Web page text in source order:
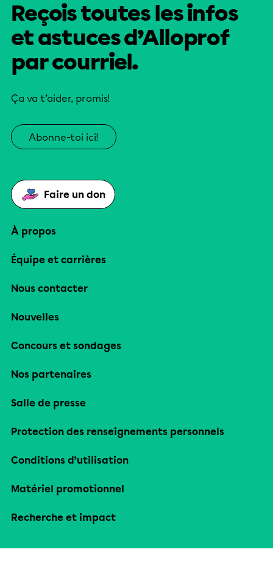
Reçois toutes les infos
et astuces d’Alloprof
par courriel.
Ça va t’aider, promis!
Abonne-toi ici!
Faire un don
À propos
Équipe et carrières
Nous contacter
Nouvelles
Concours et sondages
Nos partenaires
Salle de presse
Protection des renseignements personnels
Conditions d’utilisation
Matériel promotionnel
Recherche et impact